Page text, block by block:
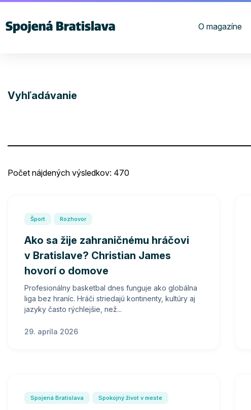
O magazíne
Vyhľadávanie
Počet nájdených výsledkov: 470
Šport Rozhovor
Ako sa žije zahraničnému hráčovi
v Bratislave? Christian James
hovorí o domove
Profesionálny basketbal dnes funguje ako globálna
liga bez hraníc. Hráči striedajú kontinenty, kultúry aj
jazyky často rýchlejšie, než...
29. apríla 2026
Spojená Bratislava Spokojný život v meste